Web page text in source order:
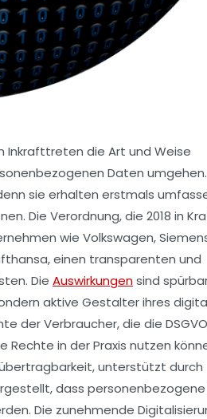
Inkrafttreten die Art und Weise
Daten umgehen.
sie erhalten erstmals
Die Verordnung, die 2018 in
wie Volkswagen,
einen transparenten und
Die Auswirkungensind
aktive Gestalter ihres
der Verbraucher, die die
Rechte in der Praxis nutzen
unterstützt durch
dass
Die zunehmende